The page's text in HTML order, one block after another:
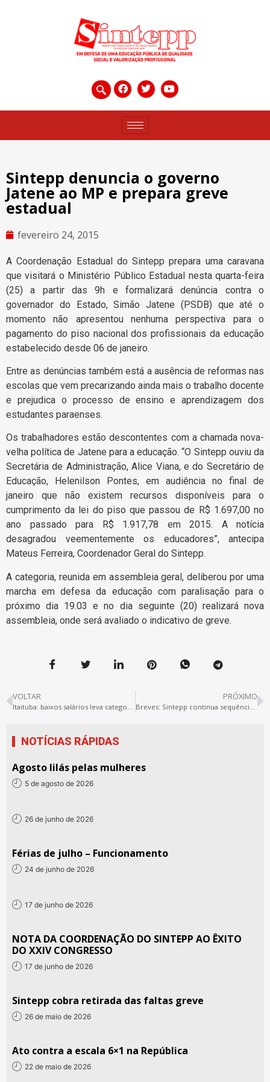
Sintepp denuncia o governo
Jatene ao MP e prepara greve
estadual
fevereiro 24, 2015
A Coordenação Estadual do Sintepp prepara uma caravana
que visitará o Ministério Público Estadual nesta quarta-feira
(25) a partir das 9h e formalizará denúncia contra o
governador do Estado, Simão Jatene (PSDB) que até o
momento não apresentou nenhuma perspectiva para o
pagamento do piso nacional dos profissionais da educação
estabelecido desde 06 de janeiro.
Entre as denúncias também está a ausência de reformas nas
escolas que vem precarizando ainda mais o trabalho docente
e prejudica o processo de ensino e aprendizagem dos
estudantes paraenses.
Os trabalhadores estão descontentes com a chamada nova-
velha política de Jatene para a educação. “O Sintepp ouviu da
Secretária de Administração, Alice Viana, e do Secretário de
Educação, Helenilson Pontes, em audiência no final de
janeiro que não existem recursos disponíveis para o
cumprimento da lei do piso que passou de R$ 1.697,00 no
ano passado para R$ 1.917,78 em 2015. A notícia
desagradou veementemente os educadores”, antecipa
Mateus Ferreira, Coordenador Geral do Sintepp.
A categoria, reunida em assembleia geral, deliberou por uma
marcha em defesa da educação com paralisação para o
próximo dia 19.03 e no dia seguinte (20) realizará nova
assembleia, onde será avaliado o indicativo de greve.
VOLTAR
Itaituba: baixos salários leva categoria à greve
PRÓXIMO
Breves: Sintepp continua sequência de reunião…
NOTÍCIAS RÁPIDAS
Agosto lilás pelas mulheres
5 de agosto de 2026
26 de junho de 2026
Férias de julho – Funcionamento
24 de junho de 2026
17 de junho de 2026
NOTA DA COORDENAÇÃO DO SINTEPP AO ÊXITO
DO XXIV CONGRESSO
17 de junho de 2026
Sintepp cobra retirada das faltas greve
26 de maio de 2026
Ato contra a escala 6×1 na República
22 de maio de 2026